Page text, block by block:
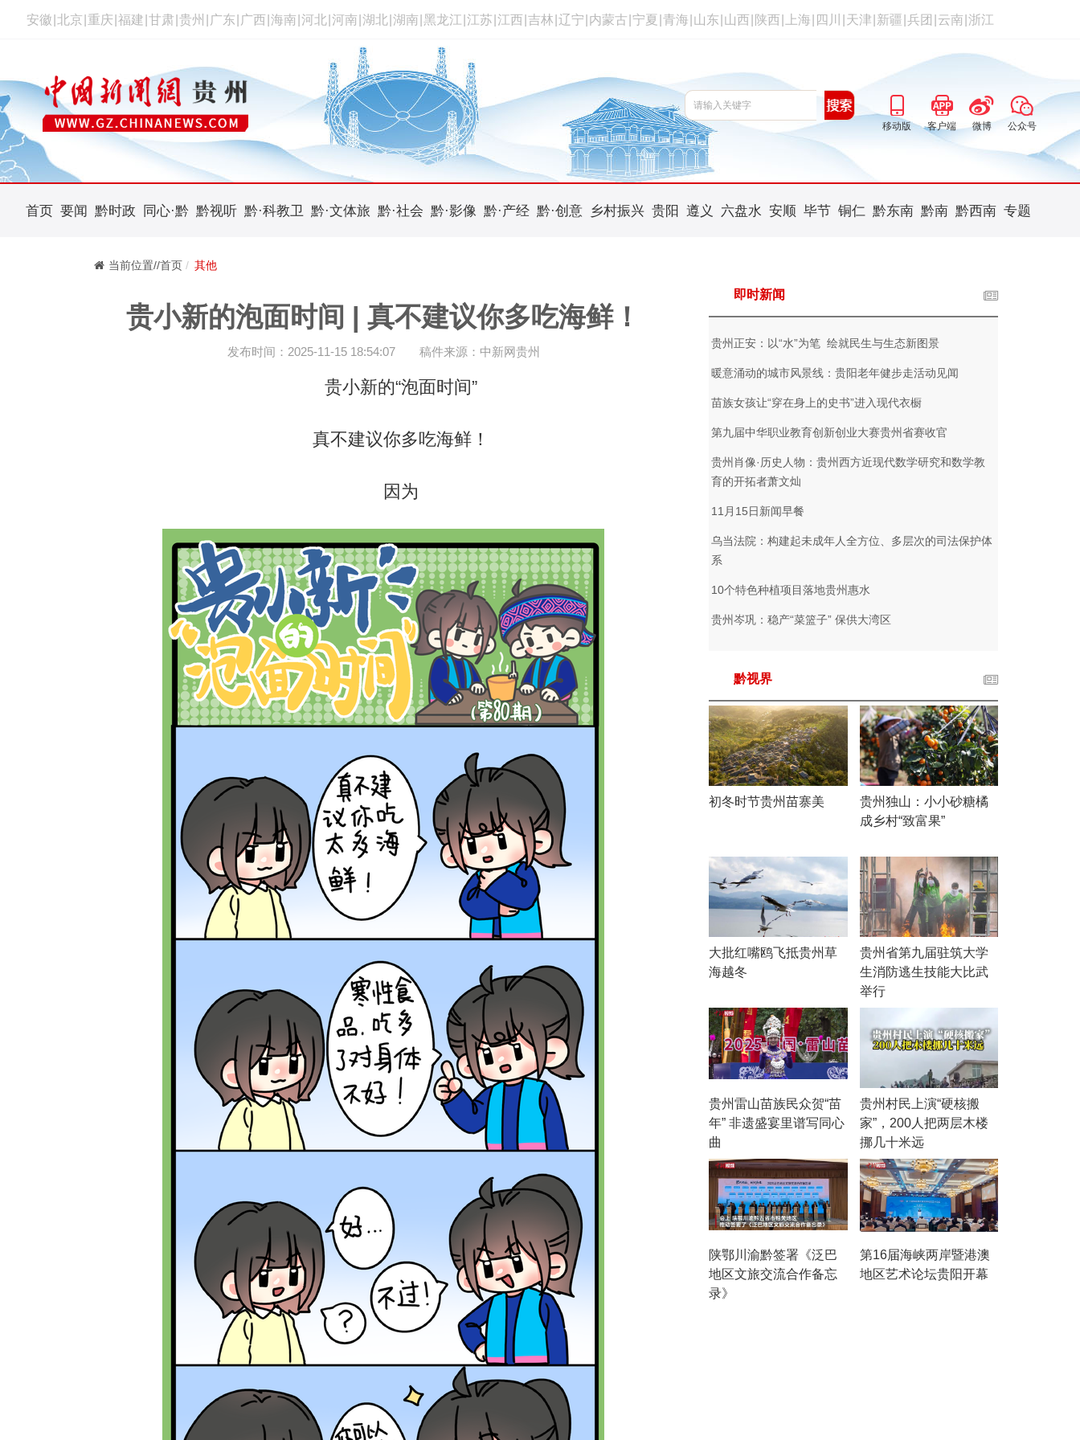
安徽 北京 重庆 福建 甘肃 贵州 广东 广西 海南 河北 河南 湖北 湖南 黑龙江 江苏 江西 吉林 辽宁 内蒙古 宁夏 青海 山东 山西 陕西 上海 四川 天津 新疆 兵团 云南 浙江
移动版 客户端 微博 公众号
首页 要闻 黔时政 同心·黔 黔视听 黔·科教卫 黔·文体旅 黔·社会 黔·影像 黔·产经 黔·创意 乡村振兴 贵阳 遵义 六盘水 安顺 毕节 铜仁 黔东南 黔南 黔西南 专题
当前位置//首页 其他
贵小新的泡面时间 | 真不建议你多吃海鲜！
发布时间：2025-11-15 18:54:07 稿件来源：中新网贵州
贵小新的“泡面时间”
真不建议你多吃海鲜！
因为
即时新闻
贵州正安：以“水”为笔 绘就民生与生态新图景
暖意涌动的城市风景线：贵阳老年健步走活动见闻
苗族女孩让“穿在身上的史书”进入现代衣橱
第九届中华职业教育创新创业大赛贵州省赛收官
贵州肖像·历史人物：贵州西方近现代数学研究和数学教
育的开拓者萧文灿
11月15日新闻早餐
乌当法院：构建起未成年人全方位、多层次的司法保护体
系
10个特色种植项目落地贵州惠水
贵州岑巩：稳产“菜篮子” 保供大湾区
黔视界
初冬时节贵州苗寨美
贵州独山：小小砂糖橘
成乡村“致富果”
大批红嘴鸥飞抵贵州草
海越冬
贵州省第九届驻筑大学
生消防逃生技能大比武
举行
贵州雷山苗族民众贺“苗
年” 非遗盛宴里谱写同心
曲
贵州村民上演“硬核搬
家”，200人把两层木楼
挪几十米远
陕鄂川渝黔签署《泛巴
地区文旅交流合作备忘
录》
第16届海峡两岸暨港澳
地区艺术论坛贵阳开幕